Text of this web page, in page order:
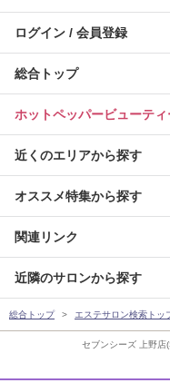
セブンシーズ 上野
ログイン / 会員登録
総合トップ
ホットペッパービューテ
近くのエリアから探す
オススメ特集から探す
関連リンク
近隣のサロンから探す
総合トップ エステサロン検索トッ